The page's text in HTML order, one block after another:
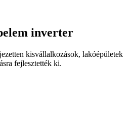
inverter
kisvállalkozások, lakóépületek
fejlesztették ki.